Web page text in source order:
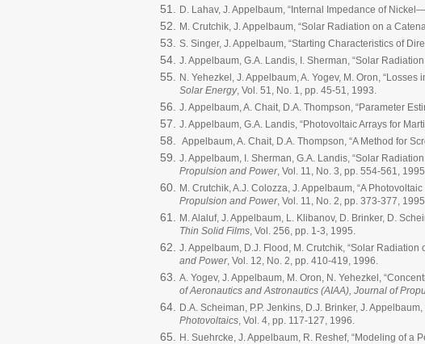
D. Lahav, J. Appelbaum, “Internal Impedance of
M. Crutchik, J. Appelbaum, “Solar Radiation on a
S. Singer, J. Appelbaum, “Starting Characteristics of
J. Appelbaum, G.A. Landis, I. Sherman, “Solar
N. Yehezkel, J. Appelbaum, A. Yogev, M. Oron,
Solar Energy, Vol. 51, No. 1, pp. 45-51, 1993.
J. Appelbaum, A. Chait, D.A. Thompson, “Parameter
J. Appelbaum, G.A. Landis, “Photovoltaic Arrays for
Appelbaum, A. Chait, D.A. Thompson, “A Method for
J. Appelbaum, I. Sherman, G.A. Landis, “Solar
Propulsion and Power, Vol. 11, No. 3, pp. 554-561,
M. Crutchik, A.J. Colozza, J. Appelbaum, “A
Propulsion and Power, Vol. 11, No. 2, pp. 373-377,
M. Alaluf, J. Appelbaum, L. Klibanov, D. Brinker, D.
Thin Solid Films, Vol. 256, pp. 1-3, 1995.
J. Appelbaum, D.J. Flood, M. Crutchik, “Solar
and Power, Vol. 12, No. 2, pp. 410-419, 1996.
A. Yogev, J. Appelbaum, M. Oron, N. Yehezkel,
of Aeronautics and Astronautics (AIAA), Journal of
D.A. Scheiman, P.P. Jenkins, D.J. Brinker, J.
Photovoltaics, Vol. 4, pp. 117-127, 1996.
H. Suehrcke, J. Appelbaum, R. Reshef, “Modeling of a